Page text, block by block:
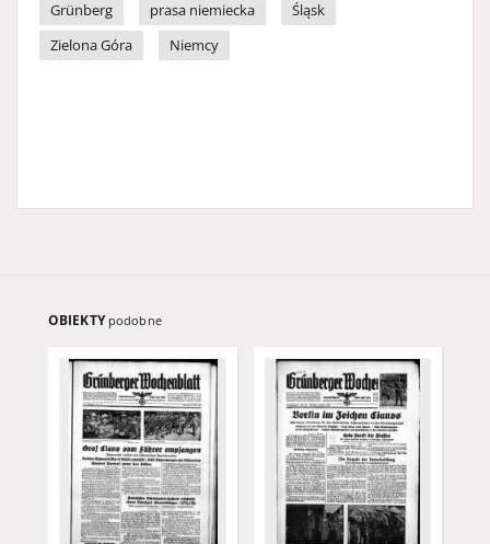
Grünberg
prasa niemiecka
Śląsk
Zielona Góra
Niemcy
OBIEKTY podobne